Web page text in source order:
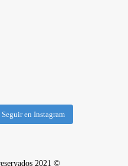
Seguir en Instagram
2021 ©